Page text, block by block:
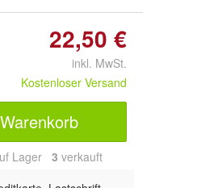
22,50 €
inkl. MwSt.
Kostenloser Versand
Lager 3 verkauft